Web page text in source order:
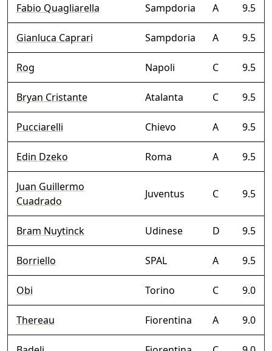
Fabio Quagliarella Sampdoria A 9.5
Gianluca Caprari Sampdoria A 9.5
Rog Napoli C 9.5
Bryan Cristante Atalanta C 9.5
Pucciarelli Chievo A 9.5
Edin Dzeko Roma A 9.5
Juan Guillermo
Cuadrado
Juventus C 9.5
Bram Nuytinck Udinese D 9.5
Borriello SPAL A 9.5
Obi Torino C 9.0
Thereau Fiorentina A 9.0